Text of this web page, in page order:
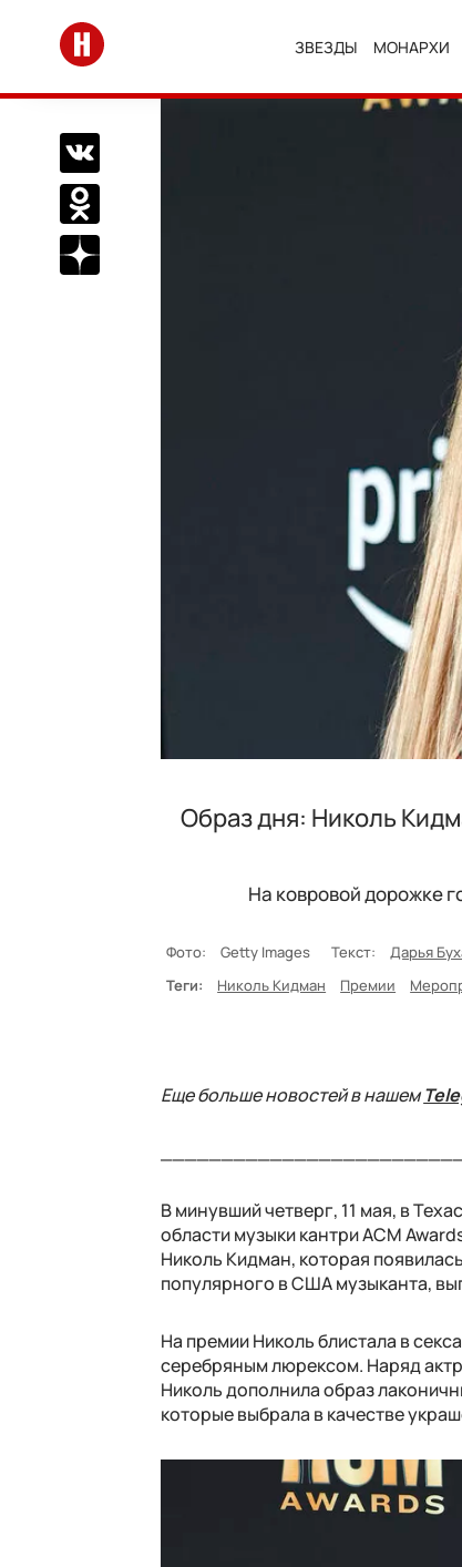
Перейти на главную
ЗВЕЗДЫ МОНАРХИ
Поделиться Вконтакте
Поделиться в Одноклассниках
Подписаться на нас в Дзен
Образ дня: Николь
На ковровой дорожке
Фото: Getty Images Текст: Дарья
Теги:
Николь Кидман Премии
Еще больше новостей в нашем
В минувший четверг, 11 мая, в
области музыки кантри ACM
Николь Кидман, которая
популярного в США музыканта,
На премии Николь блистала в
серебряным люрексом. Наряд
Николь дополнила образ
которые выбрала в качестве